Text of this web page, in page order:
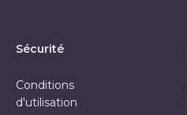
Sécurité
Conditions
d'utilisation